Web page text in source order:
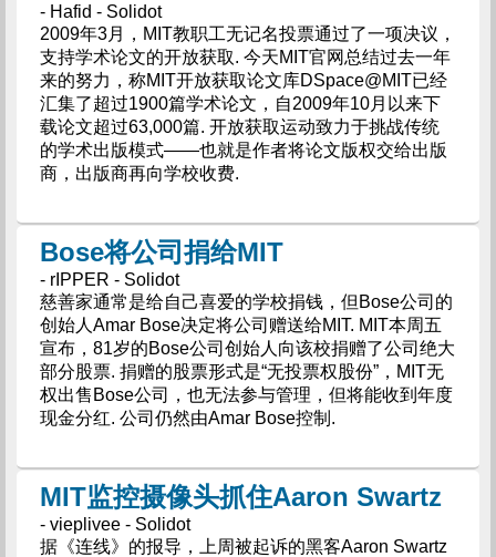
- Hafid - Solidot
2009年3月，MIT教职工无记名投票通过了一项决议，
支持学术论文的开放获取. 今天MIT官网总结过去一年
来的努力，称MIT开放获取论文库DSpace@MIT已经
汇集了超过1900篇学术论文，自2009年10月以来下
载论文超过63,000篇. 开放获取运动致力于挑战传统
的学术出版模式——也就是作者将论文版权交给出版
商，出版商再向学校收费.
Bose将公司捐给MIT
- rIPPER - Solidot
慈善家通常是给自己喜爱的学校捐钱，但Bose公司的
创始人Amar Bose决定将公司赠送给MIT. MIT本周五
宣布，81岁的Bose公司创始人向该校捐赠了公司绝大
部分股票. 捐赠的股票形式是“无投票权股份”，MIT无
权出售Bose公司，也无法参与管理，但将能收到年度
现金分红. 公司仍然由Amar Bose控制.
MIT监控摄像头抓住Aaron Swartz
- vieplivee - Solidot
据《连线》的报导，上周被起诉的黑客Aaron Swartz